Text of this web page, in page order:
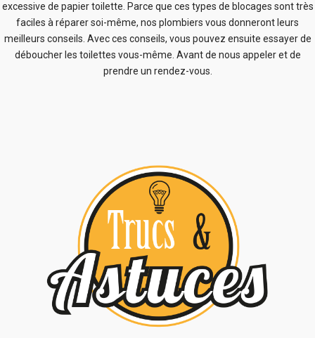
excessive de papier toilette. Parce que ces types de blocages sont très
faciles à réparer soi-même, nos plombiers vous donneront leurs
meilleurs conseils. Avec ces conseils, vous pouvez ensuite essayer de
déboucher les toilettes vous-même. Avant de nous appeler et de
prendre un rendez-vous.